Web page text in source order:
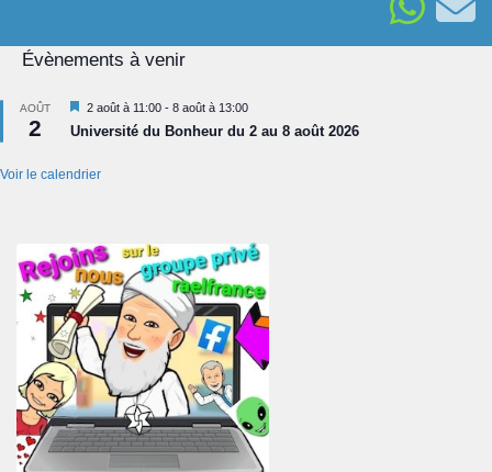
Évènements à venir
AOÛT
2
Mis
en
avant
2 août à 11:00 - 8 août à 13:00
Université du Bonheur du 2 au 8 août 2026
Voir le calendrier